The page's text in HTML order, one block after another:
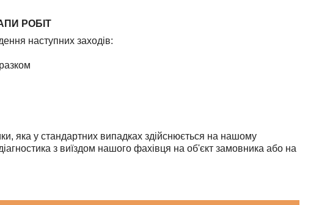
РОБІТ
наступних заходів:
яка у стандартних випадках здійснюється на нашому
з виїздом нашого фахівця на об'єкт замовника або на